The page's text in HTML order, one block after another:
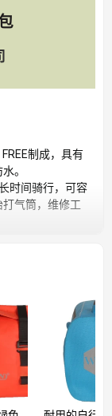
制成，具有
。
时间骑行，可容
气筒，维修工